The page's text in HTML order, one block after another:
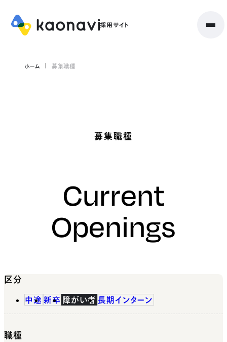
ホーム 募集職種
募集職種
Current
Openings
区分
中途 新卒 障がい者 長期インターン
職種